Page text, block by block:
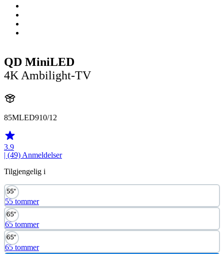
QD MiniLED
4K Ambilight-TV
85MLED910/12
3.9
| (49) Anmeldelser
Tilgjengelig i
55 tommer
65 tommer
65 tommer